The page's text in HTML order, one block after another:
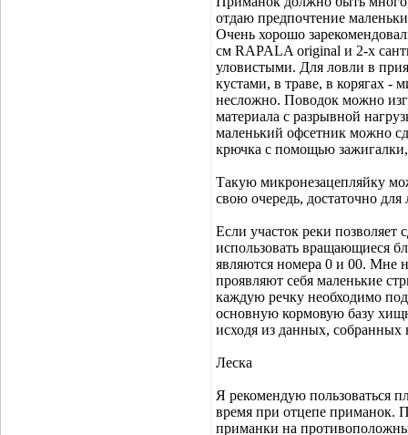
отдаю предпочтение
Очень хорошо
см RAPALA original и 2-х
уловистыми. Для ловли в
кустами, в траве, в корягах -
несложно. Поводок можно
материала с разрывной
маленький офсетник можно
крючка с помощью зажигалки,
Такую микронезацепляйку
свою очередь, достаточно
Если участок реки позволяет
использовать вращающиеся
являются номера 0 и 00. Мне
проявляют себя маленькие
каждую речку необходимо
основную кормовую базу
исходя из данных,
Леска
Я рекомендую пользоваться
время при отцепе приманок.
приманки на